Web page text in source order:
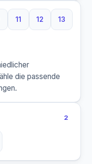
Buchstaben
11
11 Buchstaben
12
12 Buchstaben
13
13
die passende
2